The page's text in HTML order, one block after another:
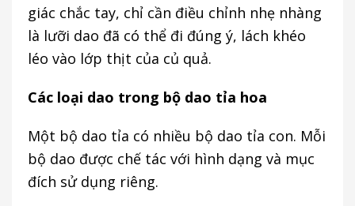
giác chắc tay, chỉ cần điều chỉnh nhẹ nhàng
là lưỡi dao đã có thể đi đúng ý, lách khéo
léo vào lớp thịt của củ quả.
Các loại dao trong bộ dao tỉa hoa
Một bộ dao tỉa có nhiều bộ dao tỉa con. Mỗi
bộ dao được chế tác với hình dạng và mục
đích sử dụng riêng.